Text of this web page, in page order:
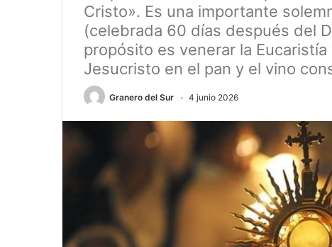
Cristo». Es una importante
(celebrada 60 días después del
propósito es venerar la
Jesucristo en el pan y el vino
Granero del Sur 4 junio 2026